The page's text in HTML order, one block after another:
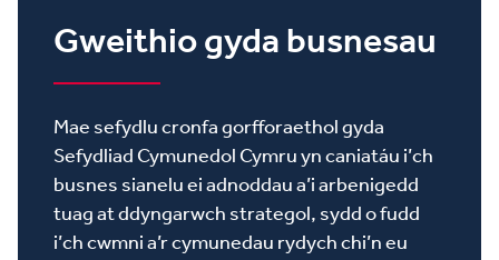
Gweithio gyda busnesau
Mae sefydlu cronfa gorfforaethol gyda
Sefydliad Cymunedol Cymru yn caniatáu i’ch
busnes sianelu ei adnoddau a’i arbenigedd
tuag at ddyngarwch strategol, sydd o fudd
i’ch cwmni a’r cymunedau rydych chi’n eu